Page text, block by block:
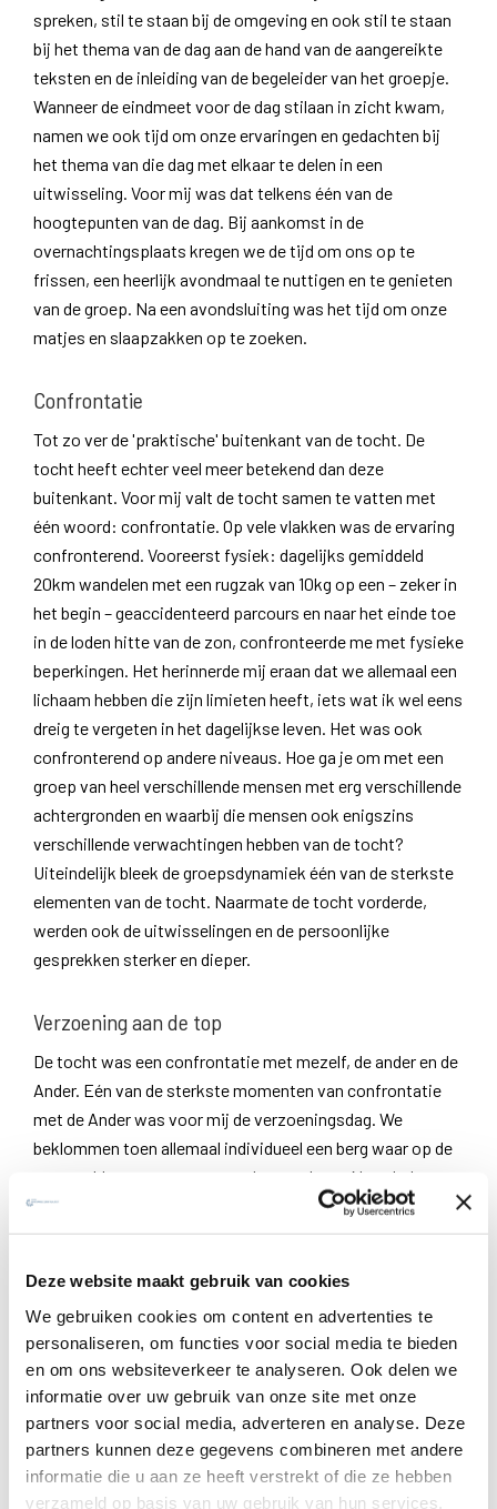
Deze website maakt gebruik van cookies
We gebruiken cookies om content en advertenties te
personaliseren, om functies voor social media te bieden
en om ons websiteverkeer te analyseren. Ook delen we
informatie over uw gebruik van onze site met onze
partners voor social media, adverteren en analyse. Deze
partners kunnen deze gegevens combineren met andere
informatie die u aan ze heeft verstrekt of die ze hebben
verzameld op basis van uw gebruik van hun services.
spreken, stil te staan bij de omgeving en ook stil te staan
bij het thema van de dag aan de hand van de aangereikte
teksten en de inleiding van de begeleider van het groepje.
Wanneer de eindmeet voor de dag stilaan in zicht kwam,
namen we ook tijd om onze ervaringen en gedachten bij
het thema van die dag met elkaar te delen in een
uitwisseling. Voor mij was dat telkens één van de
hoogtepunten van de dag. Bij aankomst in de
overnachtingsplaats kregen we de tijd om ons op te
frissen, een heerlijk avondmaal te nuttigen en te genieten
van de groep. Na een avondsluiting was het tijd om onze
matjes en slaapzakken op te zoeken.
Confrontatie
Tot zo ver de 'praktische' buitenkant van de tocht. De
tocht heeft echter veel meer betekend dan deze
buitenkant. Voor mij valt de tocht samen te vatten met
één woord: confrontatie. Op vele vlakken was de ervaring
confronterend. Vooreerst fysiek: dagelijks gemiddeld
20km wandelen met een rugzak van 10kg op een – zeker in
het begin – geaccidenteerd parcours en naar het einde toe
in de loden hitte van de zon, confronteerde me met fysieke
beperkingen. Het herinnerde mij eraan dat we allemaal een
lichaam hebben die zijn limieten heeft, iets wat ik wel eens
dreig te vergeten in het dagelijkse leven. Het was ook
confronterend op andere niveaus. Hoe ga je om met een
groep van heel verschillende mensen met erg verschillende
achtergronden en waarbij die mensen ook enigszins
verschillende verwachtingen hebben van de tocht?
Uiteindelijk bleek de groepsdynamiek één van de sterkste
elementen van de tocht. Naarmate de tocht vorderde,
werden ook de uitwisselingen en de persoonlijke
gesprekken sterker en dieper.
Verzoening aan de top
De tocht was een confrontatie met mezelf, de ander en de
Ander. Eén van de sterkste momenten van confrontatie
met de Ander was voor mij de verzoeningsdag. We
beklommen toen allemaal individueel een berg waar op de
top een klooster op ons stond te wachten. Na enkele
dagen in groep gewandeld te hebben, was het een vreemde
ervaring om plots alleen een berg te beklimmen. De
Integendeel zelfs: het laatste gedeelte van de klim
gebeurde in een dikke mist. In een film zou het niet beter in
scène gebracht kunnen worden: de solitaire beklimming
waarbij je geconfronteerd wordt met jezelf en de Ander in
de mist, eindigt boven aan het klooster waar een
verzoeningsviering plaatsvindt en waar de zon intussen
helemaal doorgebroken is. De verzoening leek ook in het
weer geuit te worden.